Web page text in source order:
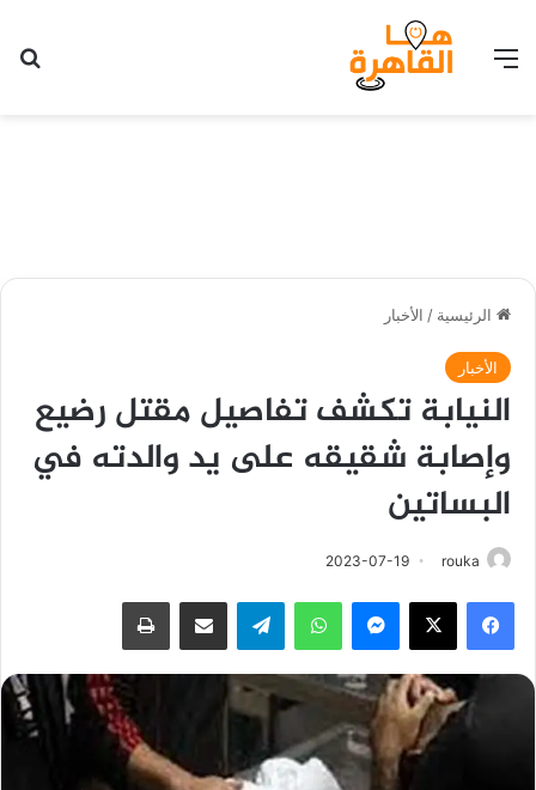
القائمة
الرئيسية / الأخبار
الأخبار
النيابة تكشف تفاصيل مقتل رضيع
وإصابة شقيقه على يد والدته في
البساتين
rouka
2023-07-19
فيسبوك ‫X ماسنجر واتساب تيلقرام مشاركة عبر البريد طباعة